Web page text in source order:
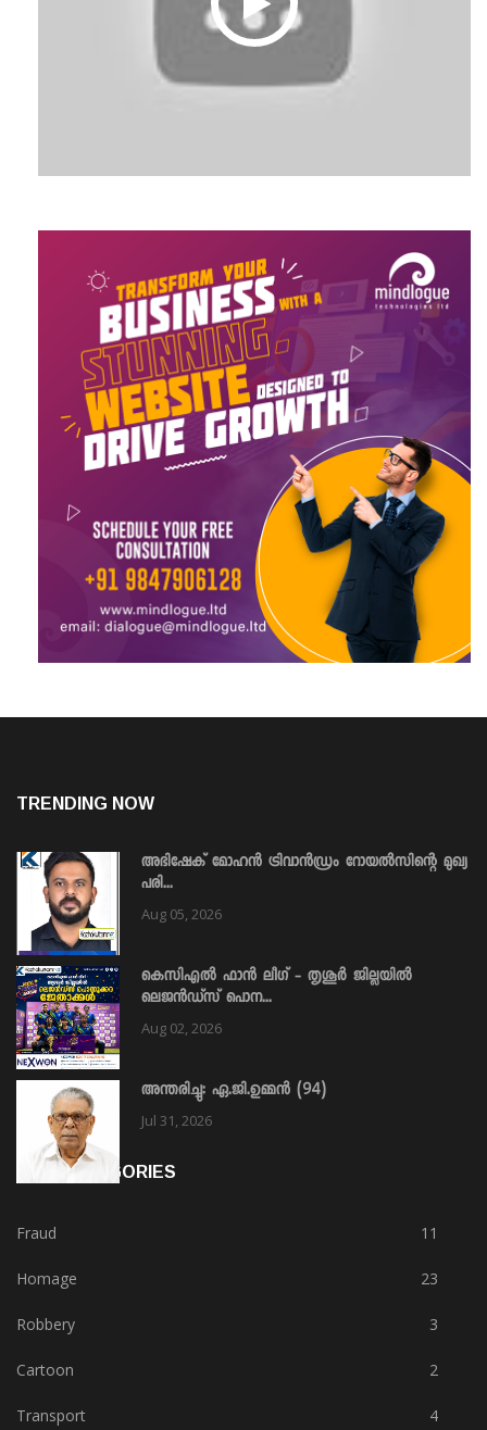
TRENDING NOW
അഭിഷേക് മോഹൻ ട്രിവാൻഡ്രം റോയൽസിന്റെ മുഖ്യ
പരി...
Aug 05, 2026
കെസിഎൽ ഫാൻ ലീഗ് - തൃശൂർ ജില്ലയിൽ
ലെജൻഡ്സ് പൊന...
Aug 02, 2026
അന്തരിച്ചു: ഏ.ജി.ഉമ്മൻ (94)
Jul 31, 2026
HOT CATEGORIES
Fraud 11
Homage 23
Robbery 3
Cartoon 2
Transport 4